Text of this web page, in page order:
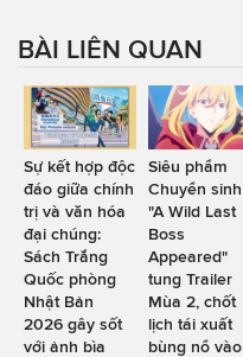
BÀI LIÊN QUAN
Sự kết hợp độc
đáo giữa chính
trị và văn hóa
đại chúng:
Sách Trắng
Quốc phòng
Nhật Bản
2026 gây sốt
với ảnh bìa
Siêu phẩm
Chuyển sinh
"A Wild Last
Boss
Appeared"
tung Trailer
Mùa 2, chốt
lịch tái xuất
bùng nổ vào